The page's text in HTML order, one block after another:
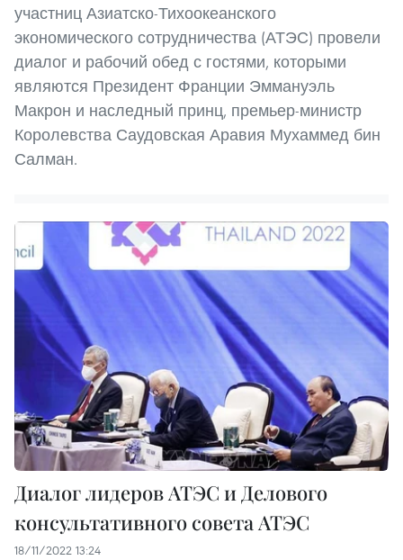
участниц Азиатско-Тихоокеанского
экономического сотрудничества (АТЭС) провели
диалог и рабочий обед с гостями, которыми
являются Президент Франции Эммануэль
Макрон и наследный принц, премьер-министр
Королевства Саудовская Аравия Мухаммед бин
Салман.
Диалог лидеров АТЭС и Делового
консультативного совета АТЭС
18/11/2022 13:24